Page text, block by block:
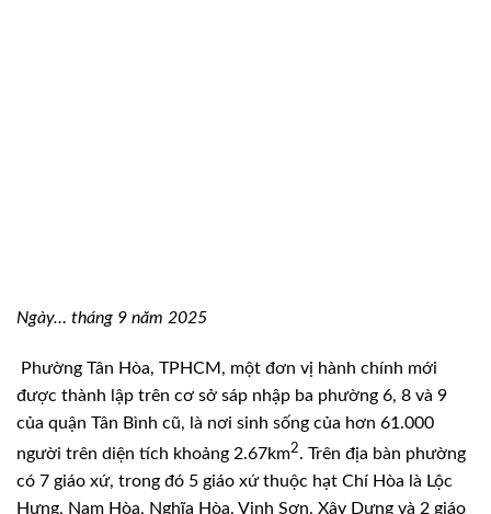
Ngày… tháng 9 năm 2025
Phường Tân Hòa, TPHCM, một đơn vị hành chính mới
được thành lập trên cơ sở sáp nhập ba phường 6, 8 và 9
của quận Tân Bình cũ, là nơi sinh sống của hơn 61.000
người trên diện tích khoảng 2.67km2. Trên địa bàn phường
có 7 giáo xứ, trong đó 5 giáo xứ thuộc hạt Chí Hòa là Lộc
Hưng, Nam Hòa, Nghĩa Hòa, Vinh Sơn, Xây Dựng và 2 giáo